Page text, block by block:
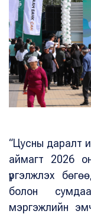
“Цусны даралт
аймагт 2026
үргэлжлэх
болон
мэргэжлийн